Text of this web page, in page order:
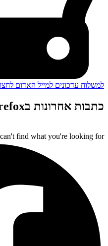
למשלוח עדכונים למייל האדום
כתבות אחרונות בFirefox
find what you're looking for.